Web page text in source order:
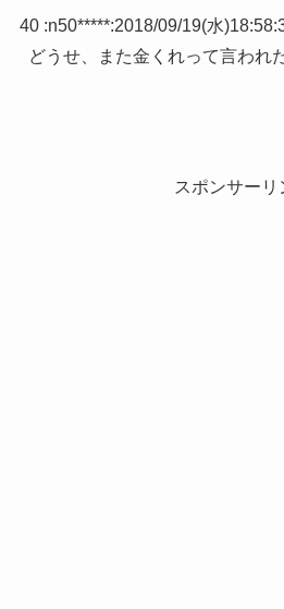
40 :n50*****:2018/09/19(水
どうせ、また金くれって言われ
スポンサーリ